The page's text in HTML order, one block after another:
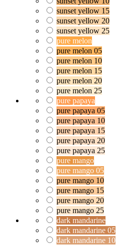
sunset yellow 15
sunset yellow 20
sunset yellow 25
pure melon
pure melon 05
pure melon 10
pure melon 15
pure melon 20
pure melon 25
pure papaya
pure papaya 05
pure papaya 10
pure papaya 15
pure papaya 20
pure papaya 25
pure mango
pure mango 05
pure mango 10
pure mango 15
pure mango 20
pure mango 25
dark mandarine
dark mandarine 05
dark mandarine 10